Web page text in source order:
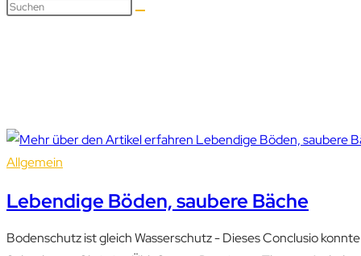
Allgemein
Lebendige Böden, saubere Bäche
Bodenschutz ist gleich Wasserschutz - Dieses Conclusio